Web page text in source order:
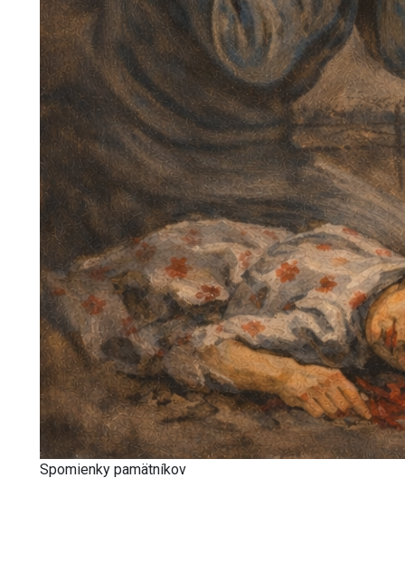
Spomienky pamätníkov